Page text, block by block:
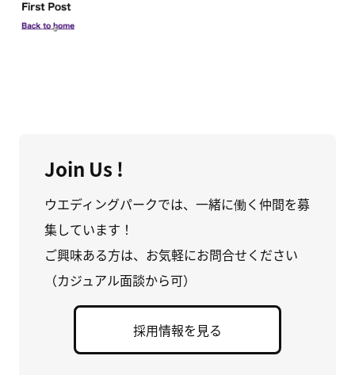
Join Us !
ウエディングパークでは、一緒に働く仲間を募
集しています！
ご興味ある方は、お気軽にお問合せください
（カジュアル面談から可）
採用情報を見る